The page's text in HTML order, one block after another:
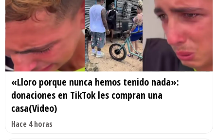
«Lloro porque nunca hemos tenido nada»:
donaciones en TikTok les compran una
casa(Video)
Hace 4 horas